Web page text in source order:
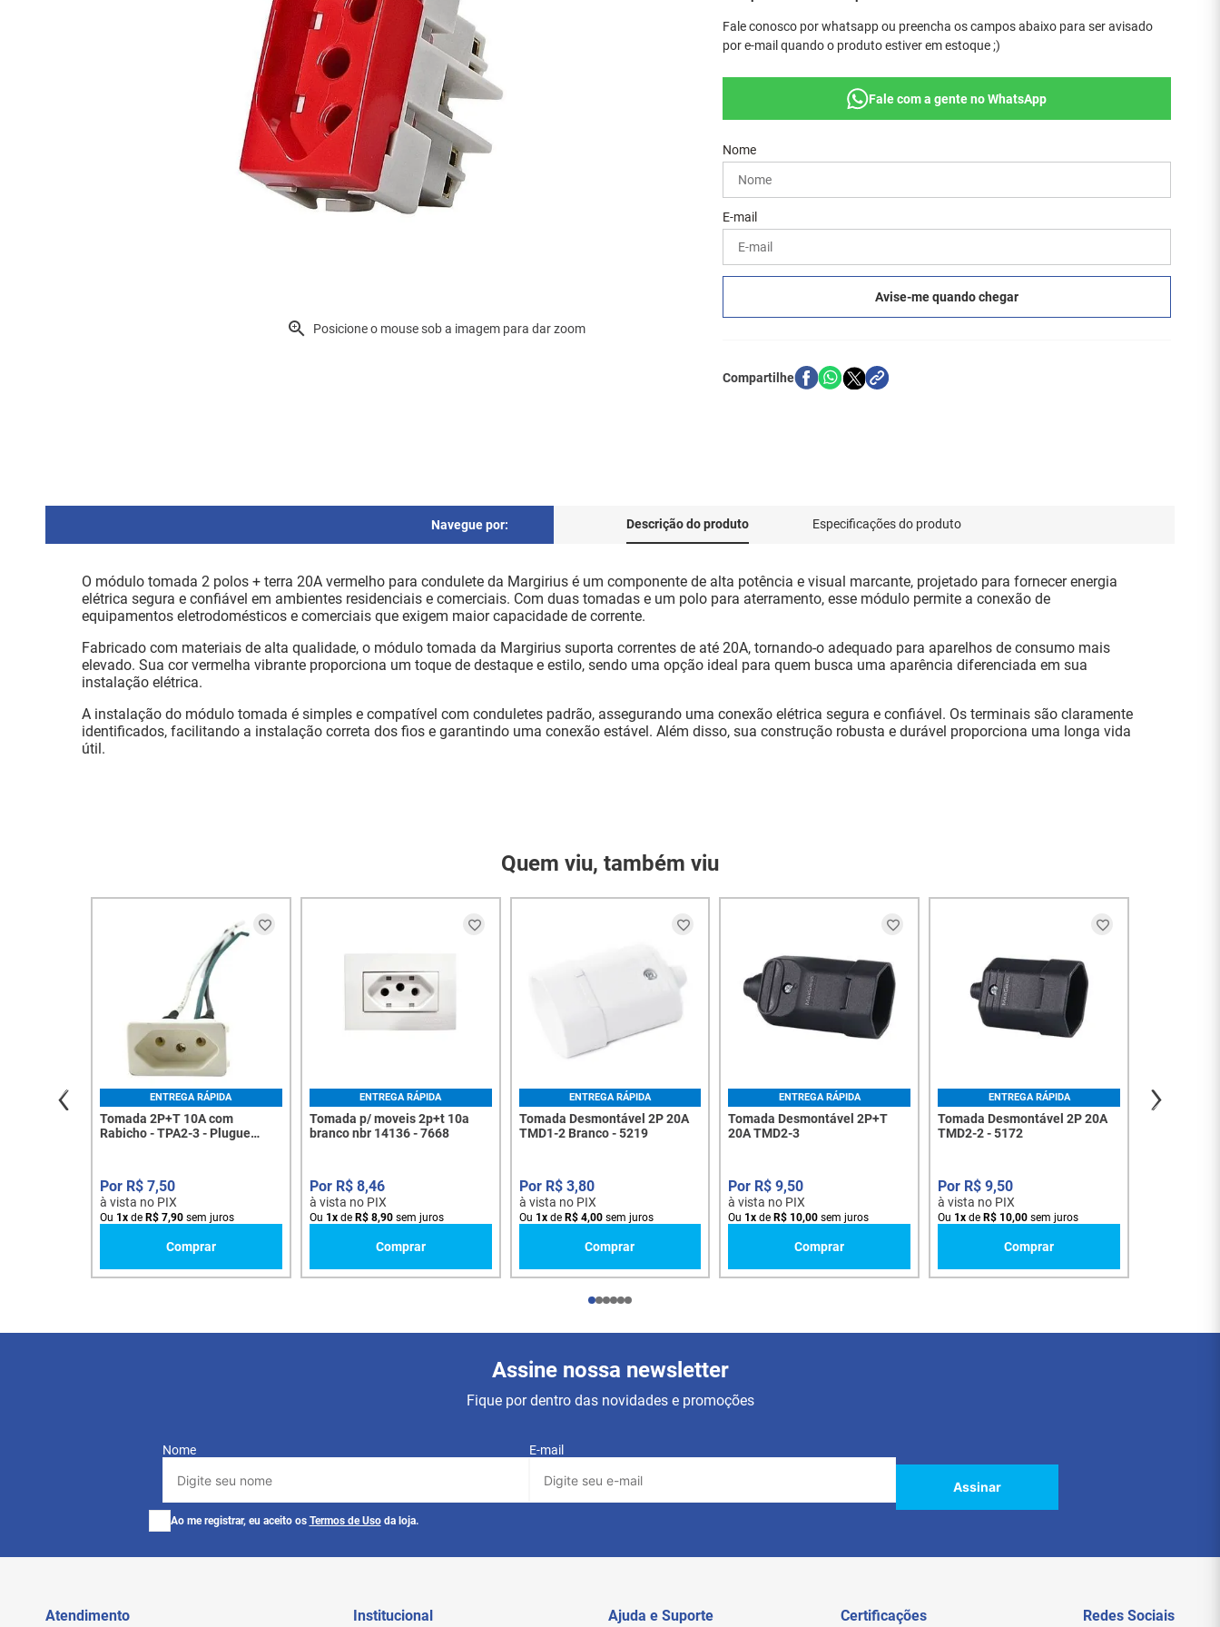
Posicione o mouse sob a imagem para dar zoom
Fale conosco por whatsapp ou preencha os campos abaixo para ser avisado
por e-mail quando o produto estiver em estoque ;)
Fale com a gente no WhatsApp
Navegue por: Descrição do produto Especificações do produto
O módulo tomada 2 polos + terra 20A vermelho para condulete da Margirius é um componente de alta potência e visual marcante, projetado para fornecer energia
elétrica segura e confiável em ambientes residenciais e comerciais. Com duas tomadas e um polo para aterramento, esse módulo permite a conexão de
equipamentos eletrodomésticos e comerciais que exigem maior capacidade de corrente.
Fabricado com materiais de alta qualidade, o módulo tomada da Margirius suporta correntes de até 20A, tornando-o adequado para aparelhos de consumo mais
elevado. Sua cor vermelha vibrante proporciona um toque de destaque e estilo, sendo uma opção ideal para quem busca uma aparência diferenciada em sua
instalação elétrica.
A instalação do módulo tomada é simples e compatível com conduletes padrão, assegurando uma conexão elétrica segura e confiável. Os terminais são claramente
identificados, facilitando a instalação correta dos fios e garantindo uma conexão estável. Além disso, sua construção robusta e durável proporciona uma longa vida
útil.
Quem viu, também viu
ENTREGA RÁPIDA
Tomada 2P+T 10A com
Rabicho - TPA2-3 - Plugue
R$ 7,50
à vista no PIX
Ou 1x de R$ 7,90 sem juros
Comprar
ENTREGA RÁPIDA
Tomada p/ moveis 2p+t 10a
branco nbr 14136 - 7668
R$ 8,46
à vista no PIX
Ou 1xde R$ 8,90sem juros
Comprar
ENTREGA RÁPIDA
Tomada Desmontável 2P 20A
TMD1-2 Branco - 5219
R$ 3,80
à vista no PIX
Ou 1xde R$ 4,00sem juros
Comprar
ENTREGA RÁPIDA
Tomada Desmontável 2P+T
20A TMD2-3
R$ 9,50
à vista no PIX
Ou 1x deR$ 10,00 sem juros
Comprar
ENTREGA RÁPIDA
Tomada Desmontável 2P 20A
TMD2-2 - 5172
R$ 9,50
à vista no PIX
Ou 1x deR$ 10,00 sem juros
Comprar
Assine nossa newsletter
Fique por dentro das novidades e promoções
Nome E-mail
Assinar
Ao me registrar, eu aceito os Termos de Uso da loja.
Atendimento Institucional Ajuda e Suporte Certificações Redes Sociais